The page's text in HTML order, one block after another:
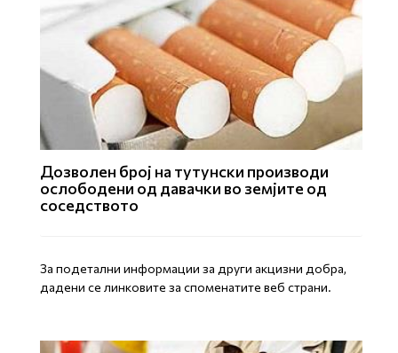
Дозволен број на тутунски производи
ослободени од давачки во земјите од
соседството
За подетални информации за други акцизни добра,
дадени се линковите за споменатите веб страни.